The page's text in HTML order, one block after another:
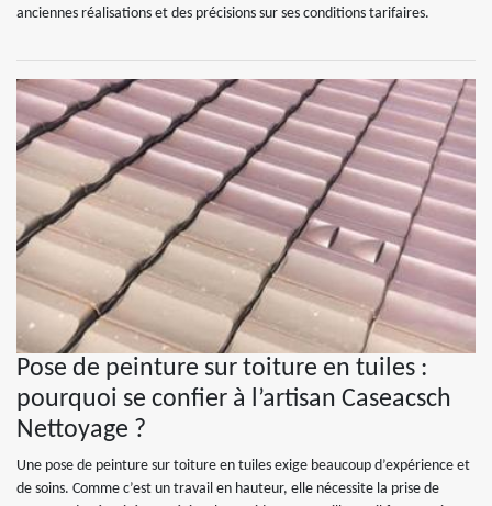
anciennes réalisations et des précisions sur ses conditions tarifaires.
Pose de peinture sur toiture en tuiles :
pourquoi se confier à l’artisan Caseacsch
Nettoyage ?
Une pose de peinture sur toiture en tuiles exige beaucoup d’expérience et
de soins. Comme c’est un travail en hauteur, elle nécessite la prise de